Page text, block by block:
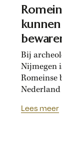
Bij
Nijmegen
Romeinse
Lees meer